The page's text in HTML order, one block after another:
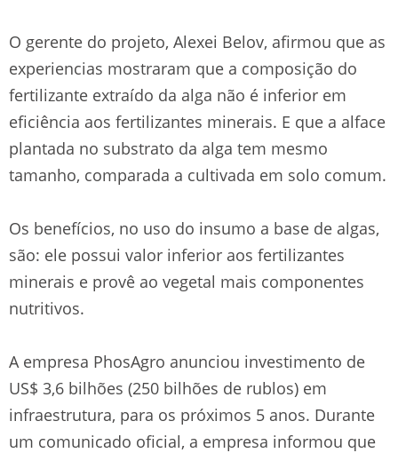
O gerente do projeto, Alexei Belov, afirmou que as
experiencias mostraram que a composição do
fertilizante extraído da alga não é inferior em
eficiência aos fertilizantes minerais. E que a alface
plantada no substrato da alga tem mesmo
tamanho, comparada a cultivada em solo comum.
Os benefícios, no uso do insumo a base de algas,
são: ele possui valor inferior aos fertilizantes
minerais e provê ao vegetal mais componentes
nutritivos.
A empresa PhosAgro anunciou investimento de
US$ 3,6 bilhões (250 bilhões de rublos) em
infraestrutura, para os próximos 5 anos. Durante
um comunicado oficial, a empresa informou que